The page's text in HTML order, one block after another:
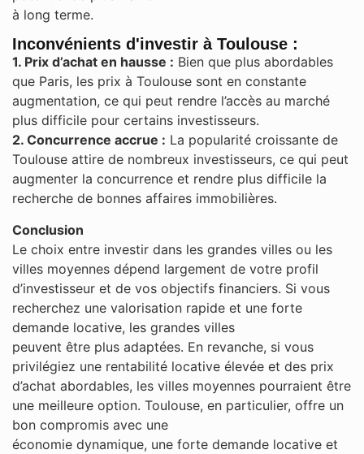
à long terme.
Inconvénients d'investir à Toulouse :
1. Prix d’achat en hausse : Bien que plus abordables
que Paris, les prix à Toulouse sont en constante
augmentation, ce qui peut rendre l’accès au marché
plus difficile pour certains investisseurs.
2. Concurrence accrue : La popularité croissante de
Toulouse attire de nombreux investisseurs, ce qui peut
augmenter la concurrence et rendre plus difficile la
recherche de bonnes affaires immobilières.
Conclusion
Le choix entre investir dans les grandes villes ou les
villes moyennes dépend largement de votre profil
d’investisseur et de vos objectifs financiers. Si vous
recherchez une valorisation rapide et une forte
demande locative, les grandes villes
peuvent être plus adaptées. En revanche, si vous
privilégiez une rentabilité locative élevée et des prix
d’achat abordables, les villes moyennes pourraient être
une meilleure option. Toulouse, en particulier, offre un
bon compromis avec une
économie dynamique, une forte demande locative et